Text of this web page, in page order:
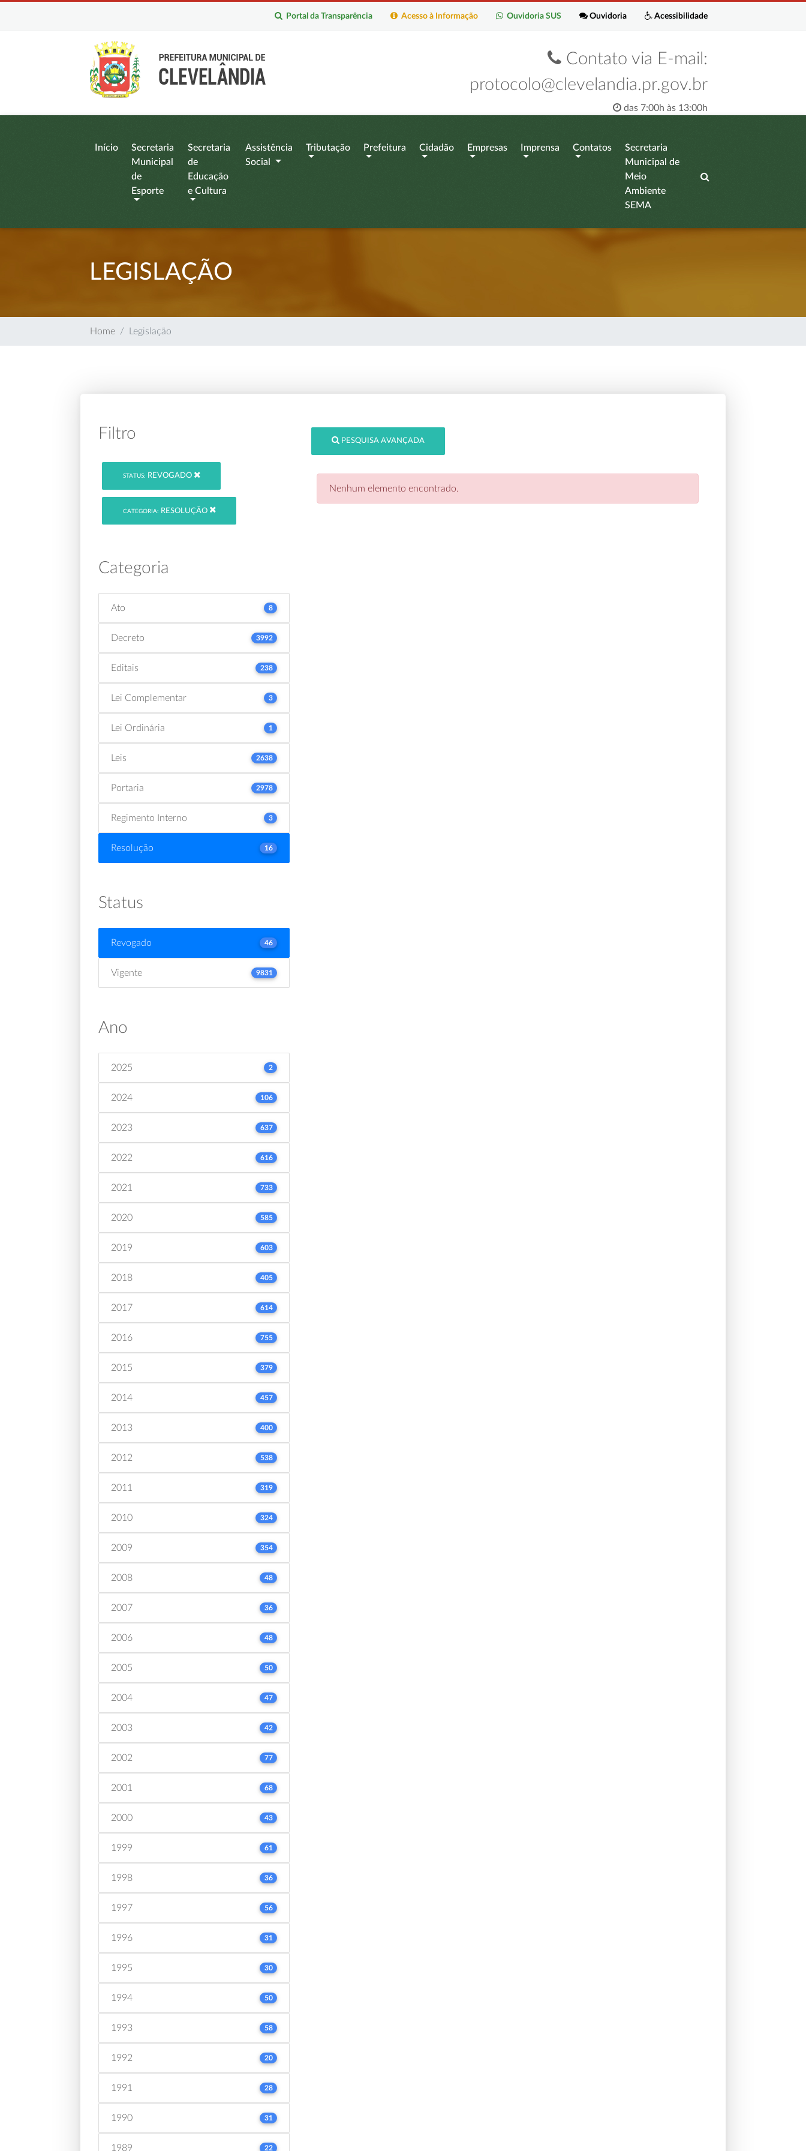
Acessibilidade
Ouvidoria
Ouvidoria SUS
Acesso à Informação
Portal da Transparência
Contato via E-mail:
protocolo@clevelandia.pr.gov.br
das 7:00h às 13:00h
Início
Secretaria
Municipal
de
Esporte
Secretaria
de
Educação
e Cultura
Assistência
Social
Tributação Prefeitura Cidadão Empresas Imprensa Contatos
Secretaria
Municipal de
Meio
Ambiente
SEMA
LEGISLAÇÃO
Home Legislação
Filtro
STATUS: REVOGADO
CATEGORIA: RESOLUÇÃO
Categoria
Ato 8
Decreto 3992
Editais 238
Lei Complementar 3
Lei Ordinária 1
Leis 2638
Portaria 2978
Regimento Interno 3
Resolução 16
Status
Revogado 46
Vigente 9831
Ano
2025 2
2024 106
2023 637
2022 616
2021 733
2020 585
2019 603
2018 405
2017 614
2016 755
2015 379
2014 457
2013 400
2012 538
2011 319
2010 324
2009 354
2008 48
2007 36
2006 48
2005 50
2004 47
2003 42
2002 77
2001 68
2000 43
1999 61
1998 36
1997 56
1996 31
1995 30
1994 50
1993 58
1992 20
1991 28
1990 31
1989 22
PESQUISA AVANÇADA
Nenhum elemento encontrado.